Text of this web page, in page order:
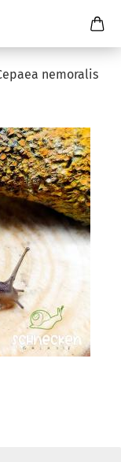
nemoralis